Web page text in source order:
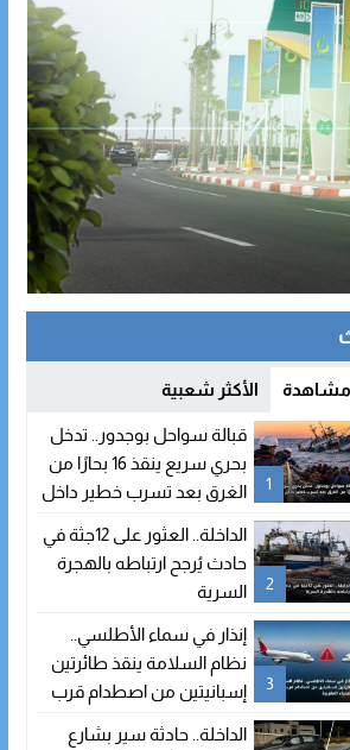
مشاهدة الأكثر شعبية
1
قبالة سواحل بوجدور.. تدخل
بحري سريع ينقذ 16 بحارًا من
الغرق بعد تسرب خطير داخل
2
الداخلة.. العثور على 12جثة في
حادث يُرجح ارتباطه بالهجرة
السرية
3
إنذار في سماء الأطلسي..
نظام السلامة ينقذ طائرتين
إسبانيتين من اصطدام قرب
الداخلة.. حادثة سير بشارع